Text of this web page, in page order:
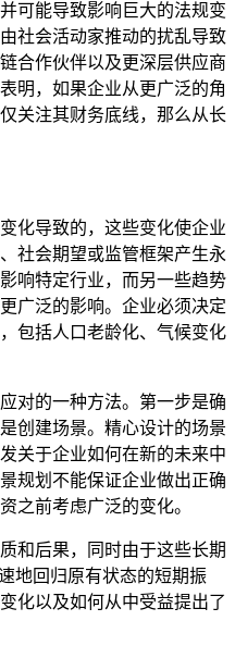
可能导致影响巨大的法规变
社会活动家推动的扰乱导致
合作伙伴以及更深层供应商
明，如果企业从更广泛的角
关注其财务底线，那么从长
化导致的，这些变化使企业
社会期望或监管框架产生永
响特定行业，而另一些趋势
广泛的影响。企业必须决定
包括人口老龄化、气候变化
对的一种方法。第一步是确
创建场景。精心设计的场景
关于企业如何在新的未来中
规划不能保证企业做出正确
之前考虑广泛的变化。
和后果，同时由于这些长期
地回归原有状态的短期振
化以及如何从中受益提出了